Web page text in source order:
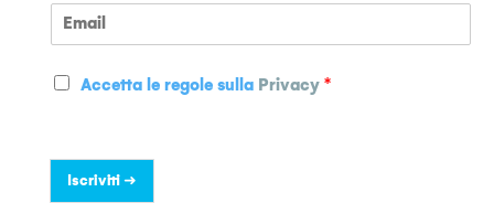
P
a
Accetta le regole sulla Privacy *
Iscriviti ➜